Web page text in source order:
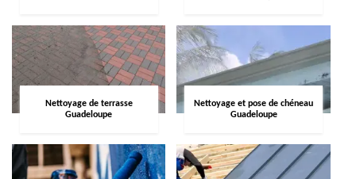
Nettoyage de terrasse
Guadeloupe
Nettoyage et pose de chéneau
Guadeloupe